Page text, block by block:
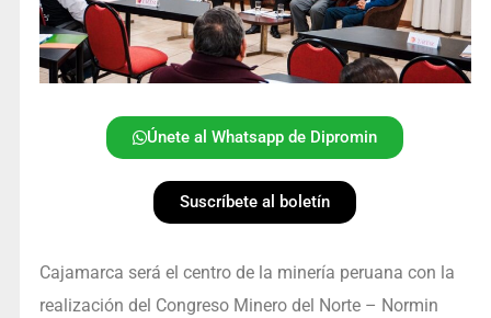
Únete al Whatsapp de Dipromin
Suscríbete al boletín
Cajamarca será el centro de la minería peruana con la
realización del Congreso Minero del Norte – Normin